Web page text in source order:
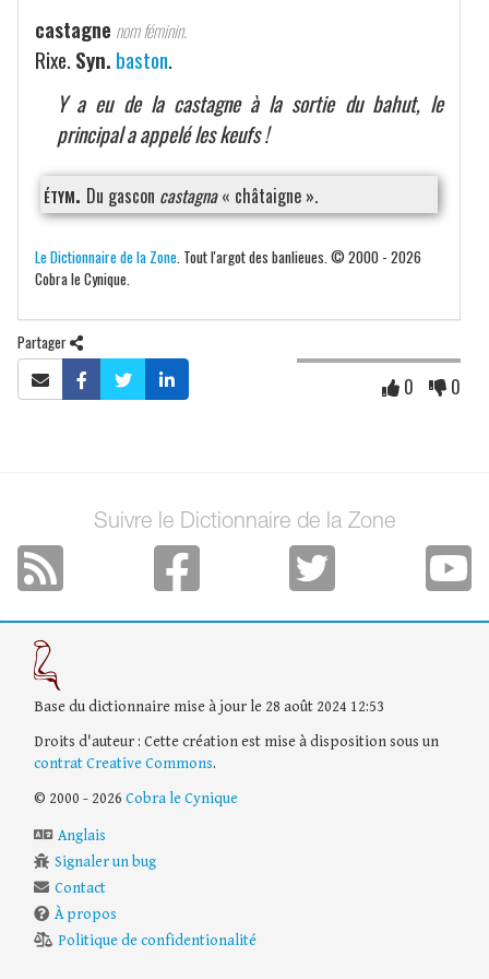
castagne nom féminin.
Rixe. Syn. baston.
Y a eu de la castagne à la sortie du bahut, le
principal a appelé les keufs !
étym. Du gascon castagna« châtaigne ».
Le Dictionnaire de la Zone . Tout l'argot des banlieues. © 2000 - 2026
Cobra le Cynique.
Partager
0 0
Suivre le Dictionnaire de la Zone
Base du dictionnaire mise à jour le 28 août 2024 12:53
Droits d'auteur : Cette création est mise à disposition sous un
contrat Creative Commons.
© 2000 - 2026 Cobra le Cynique
Anglais
Signaler un bug
Contact
À propos
Politique de confidentionalité